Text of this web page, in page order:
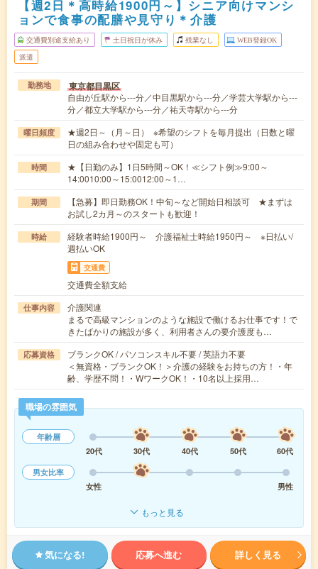
【週2日＊高時給1900円～】シニア向けマンシ
ョンで食事の配膳や見守り＊介護
交通費別途支給あり 土日祝日が休み 残業なし WEB登録OK
派遣
勤務地 東京都目黒区
自由が丘駅から---分／中目黒駅から---分／学芸大学駅から---
分／都立大学駅から---分／祐天寺駅から---分
曜日頻度
★週2日～（月～日） ※希望のシフトを毎月提出（日数と曜
日の組み合わせや固定も可）
時間
★【日勤のみ】1日5時間～OK！≪シフト例≫9:00～
14:0010:00～15:0012:00～1…
期間
【急募】即日勤務OK！中旬～など開始日相談可 ★まずは
お試し2カ月～のスタートも歓迎！
時給
経験者時給1900円～ 介護福祉士時給1950円～ ※日払い/
週払いOK
交通費
交通費全額支給
仕事内容
介護関連
まるで高級マンションのような施設で働けるお仕事です！で
きたばかりの施設が多く、利用者さんの要介護度も…
応募資格
ブランクOK / パソコンスキル不要 / 英語力不要
＜無資格・ブランクOK！＞介護の経験をお持ちの方！・年
齢、学歴不問！・WワークOK！・10名以上採用…
職場の雰囲気
年齢層
20代
30代 40代 50代
60代
男女比率
女性
男性
もっと見る
気になる! 応募へ進む 詳しく見る